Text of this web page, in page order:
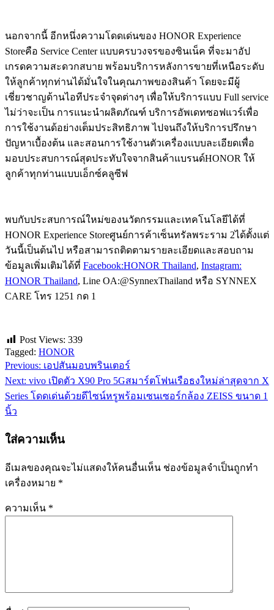
นอกจากนี้ อีกหนึ่งความโดดเด่นของ HONOR Experience
Storeคือ Service Center แบบครบวงจรของซินเน็ค ที่จะมาอัป
เกรดความสะดวกสบาย พร้อมบริการหลังการขายที่เหนือระดับ
ให้ลูกค้าทุกท่านได้มั่นใจในคุณภาพของสินค้า โดยจะมีผู้
เชี่ยวชาญด้านไอทีประจำจุดต่างๆ เพื่อให้บริการแบบ Full service
ไม่ว่าจะเป็น การแนะนำผลิตภัณฑ์ บริการอัพเดทซอฟแวร์เพื่อ
การใช้งานด้อย่างเต็มประสิทธิภาพ ไปจนถึงให้บริการปรึกษา
ปัญหาเบื้องต้น และสอนการใช้งานตัวเครื่องแบบละเอียดเพื่อ
มอบประสบการณ์สุดประทับใจจากสินค้าแบรนด์HONOR ให้
ลูกค้าทุกท่านแบบเอ็กซ์คลูซีฟ
พบกับประสบการณ์ใหม่ของนวัตกรรมและเทคโนโลยีได้ที่
HONOR Experience Storeศูนย์การค้าเซ็นทรัลพระราม 2ได้ตั้งแต่
วันนี้เป็นต้นไป หรือสามารถติดตามรายละเอียดและสอบถาม
ข้อมูลเพิ่มเติมได้ที่ Facebook:HONOR Thailand, Instagram:
HONOR Thailand, Line OA:@SynnexThailand หรือ SYNNEX
CARE โทร 1251 กด 1
Post Views: 339
Tagged: HONOR
แนะแนว
เรื่อง
Previous: เอปสันมอบพรินเตอร์
Next: vivo เปิดตัว X90 Pro 5Gสมาร์ตโฟนเรือธงใหม่ล่าสุดจาก X
Series โดดเด่นด้วยดีไซน์หรูพร้อมเซนเซอร์กล้อง ZEISS ขนาด 1
นิ้ว
ใส่ความเห็น
อีเมลของคุณจะไม่แสดงให้คนอื่นเห็น ช่องข้อมูลจำเป็นถูกทำ
เครื่องหมาย *
ความเห็น *